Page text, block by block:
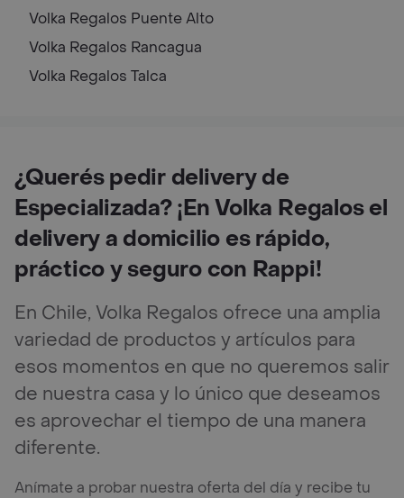
Volka Regalos Puente Alto
Volka Regalos Rancagua
Volka Regalos Talca
¿Querés pedir delivery de
Especializada? ¡En Volka Regalos el
delivery a domicilio es rápido,
práctico y seguro con Rappi!
En Chile, Volka Regalos ofrece una amplia
variedad de productos y artículos para
esos momentos en que no queremos salir
de nuestra casa y lo único que deseamos
es aprovechar el tiempo de una manera
diferente.
Anímate a probar nuestra oferta del día y recibe tu